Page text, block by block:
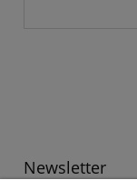
Newsletter